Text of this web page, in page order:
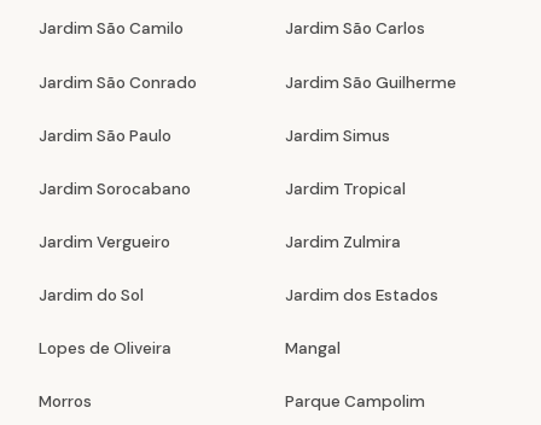
Jardim São Camilo Jardim São Carlos
Jardim São Conrado Jardim São Guilherme
Jardim São Paulo Jardim Simus
Jardim Sorocabano Jardim Tropical
Jardim Vergueiro Jardim Zulmira
Jardim do Sol Jardim dos Estados
Lopes de Oliveira Mangal
Morros Parque Campolim